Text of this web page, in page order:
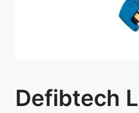
Defibtech